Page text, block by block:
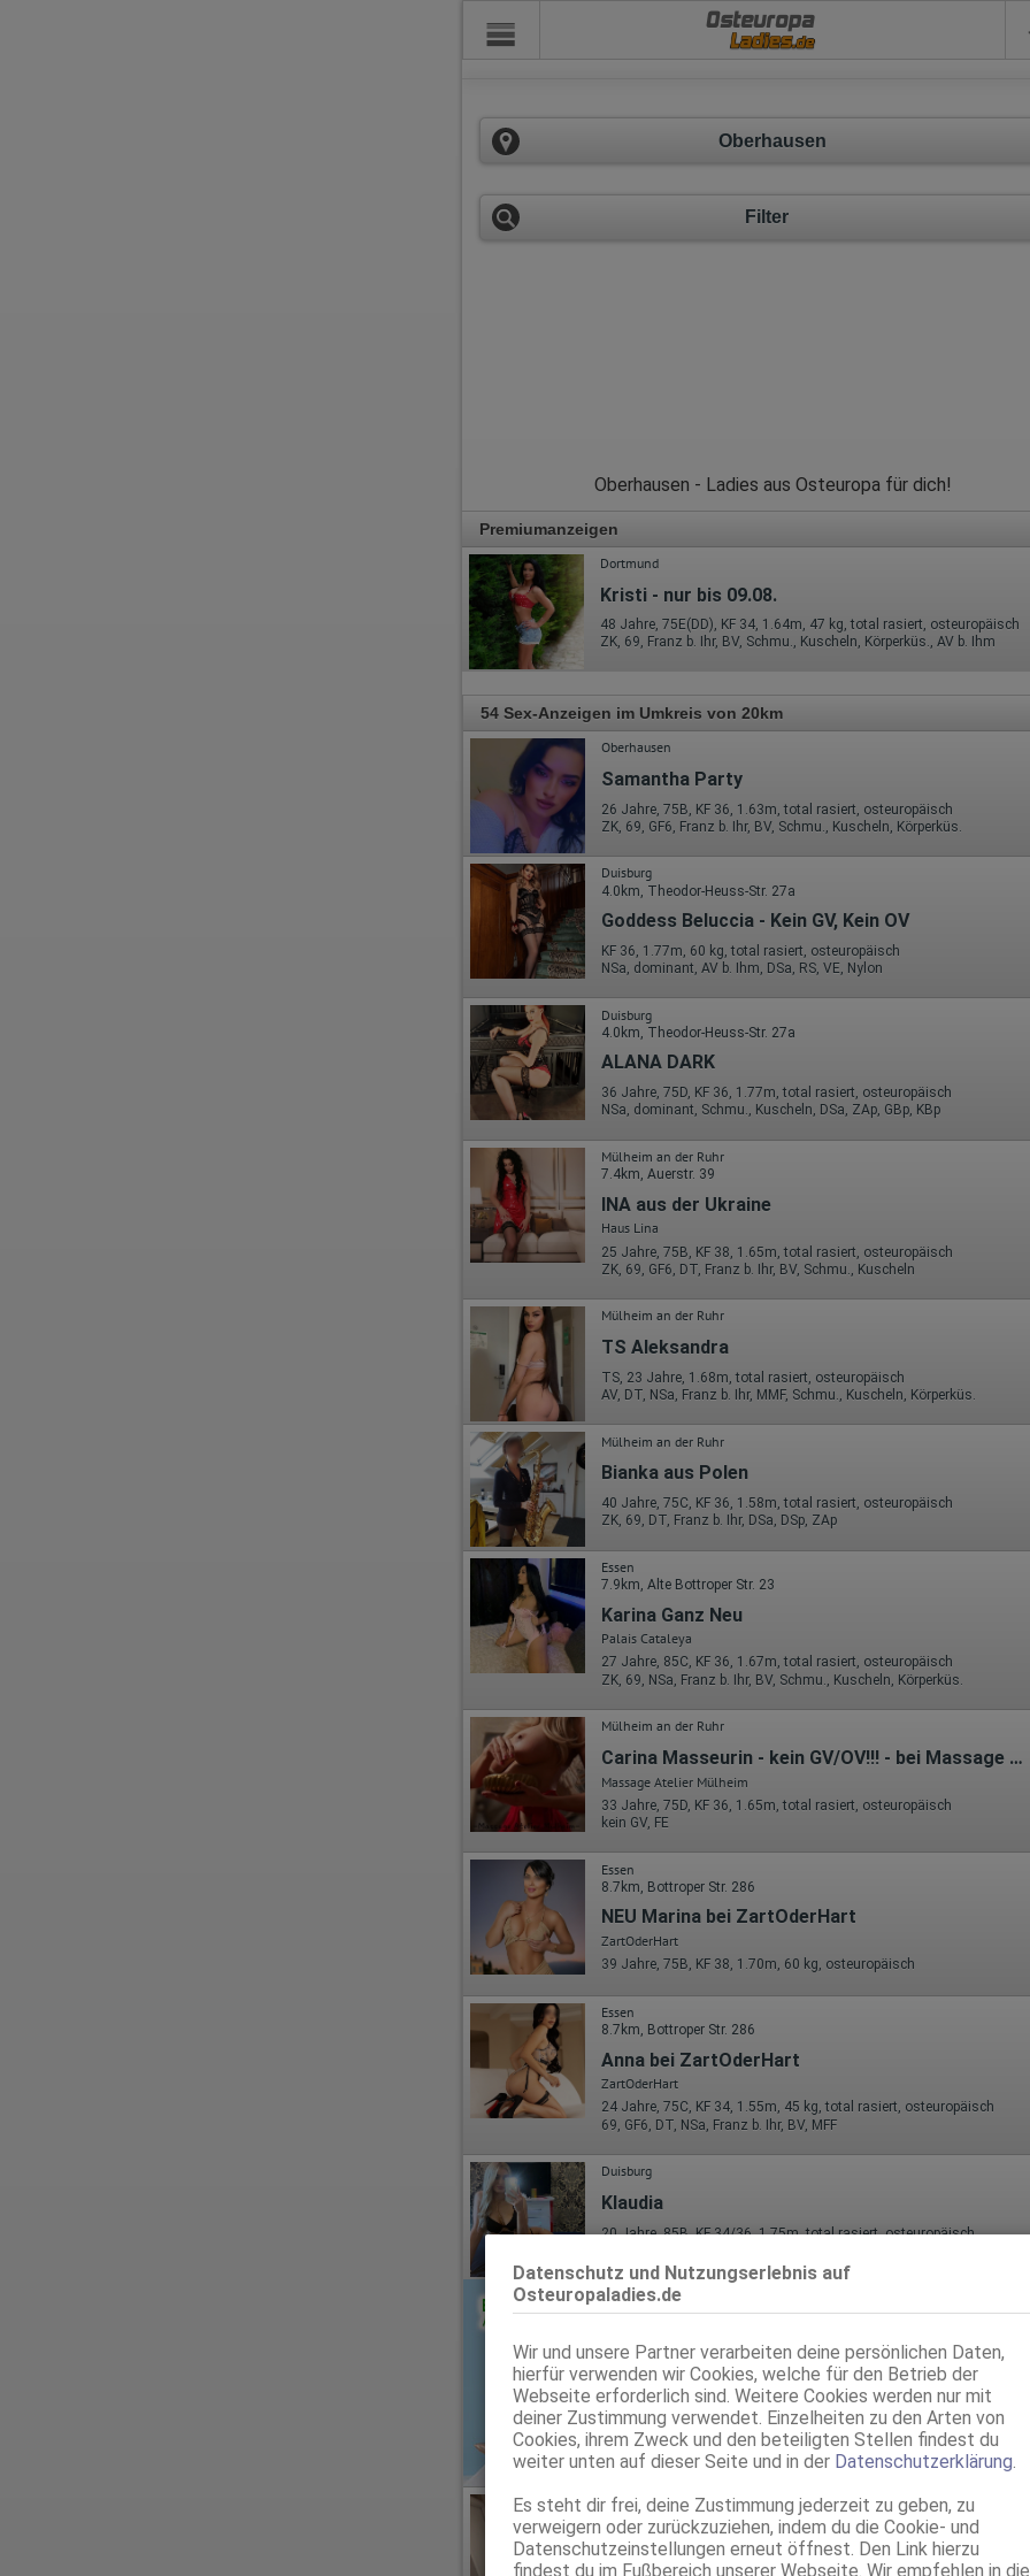
Datenschutz und Nutzungserlebnis auf
Osteuropaladies.de
Wir und unsere Partner verarbeiten deine persönlichen Daten,
hierfür verwenden wir Cookies, welche für den Betrieb der
Webseite erforderlich sind. Weitere Cookies werden nur mit
deiner Zustimmung verwendet. Einzelheiten zu den Arten von
Cookies, ihrem Zweck und den beteiligten Stellen findest du
weiter unten auf dieser Seite und in der Datenschutzerklärung
Es steht dir frei, deine Zustimmung jederzeit zu geben, zu
verweigern oder zurückzuziehen, indem du die Cookie- und
Datenschutzeinstellungen erneut öffnest. Den Link hierzu
findest du im Fußbereich unserer Webseite. Wir empfehlen in die
Osteuropa
Oberhausen
Filter
Oberhausen - Ladies aus Osteuropa für dich!
Premiumanzeigen
Dortmund
Kristi - nur bis 09.08.
48 Jahre, 75E(DD), KF 34, 1.64m, 47 kg, total rasiert, osteuropäisch
ZK, 69, Franz b. Ihr, BV, Schmu., Kuscheln, Körperküs., AV b. Ihm
54 Sex-Anzeigen im Umkreis von 20km
Oberhausen
Samantha Party
26 Jahre, 75B, KF 36, 1.63m, total rasiert, osteuropäisch
ZK, 69, GF6, Franz b. Ihr, BV, Schmu., Kuscheln, Körperküs.
Duisburg
4.0km, Theodor-Heuss-Str. 27a
Goddess Beluccia - Kein GV, Kein OV
KF 36, 1.77m, 60 kg, total rasiert, osteuropäisch
NSa, dominant, AV b. Ihm, DSa, RS, VE, Nylon
Duisburg
4.0km, Theodor-Heuss-Str. 27a
ALANA DARK
36 Jahre, 75D, KF 36, 1.77m, total rasiert, osteuropäisch
NSa, dominant, Schmu., Kuscheln, DSa, ZAp, GBp, KBp
Mülheim an der Ruhr
7.4km, Auerstr. 39
INA aus der Ukraine
Haus Lina
25 Jahre, 75B, KF 38, 1.65m, total rasiert, osteuropäisch
ZK, 69, GF6, DT, Franz b. Ihr, BV, Schmu., Kuscheln
Mülheim an der Ruhr
TS Aleksandra
TS, 23 Jahre, 1.68m, total rasiert, osteuropäisch
AV, DT, NSa, Franz b. Ihr, MMF, Schmu., Kuscheln, Körperküs.
Mülheim an der Ruhr
Bianka aus Polen
40 Jahre, 75C, KF 36, 1.58m, total rasiert, osteuropäisch
ZK, 69, DT, Franz b. Ihr, DSa, DSp, ZAp
Essen
7.9km, Alte Bottroper Str. 23
Karina Ganz Neu
Palais Cataleya
27 Jahre, 85C, KF 36, 1.67m, total rasiert, osteuropäisch
ZK, 69, NSa, Franz b. Ihr, BV, Schmu., Kuscheln, Körperküs.
Mülheim an der Ruhr
Carina Masseurin - kein GV/OV!!! - bei Massage Atelier Mülheim
Massage Atelier Mülheim
33 Jahre, 75D, KF 36, 1.65m, total rasiert, osteuropäisch
kein GV, FE
Essen
8.7km, Bottroper Str. 286
NEU Marina bei ZartOderHart
ZartOderHart
39 Jahre, 75B, KF 38, 1.70m, 60 kg, osteuropäisch
Essen
8.7km, Bottroper Str. 286
Anna bei ZartOderHart
ZartOderHart
24 Jahre, 75C, KF 34, 1.55m, 45 kg, total rasiert, osteuropäisch
69, GF6, DT, NSa, Franz b. Ihr, BV, MFF
Duisburg
Klaudia
20 Jahre, 85B, KF 34/36, 1.75m, total rasiert, osteuropäisch
Duisburg
Anna
22 Jahre, 70B, KF 34/36, 1.62m, total rasiert, osteuropäisch